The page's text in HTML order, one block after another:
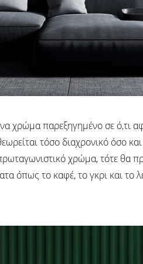
χρώμα παρεξηγημένο σε ό,τι
τόσο διαχρονικό όσο
χρώμα, τότε θα
όπως το καφέ, το γκρι και το